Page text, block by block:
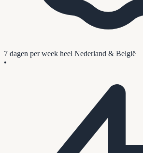
7 dagen per week heel Nederland & België
•